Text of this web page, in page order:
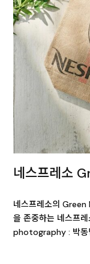
네스프레소
네스프레소의
을 존중하는 네스프
photography : 박